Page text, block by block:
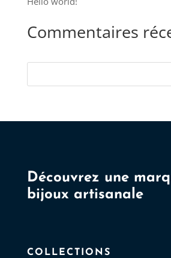
la
du
Commentaires
Découvrez une
bijoux artisanale
COLLECTIONS